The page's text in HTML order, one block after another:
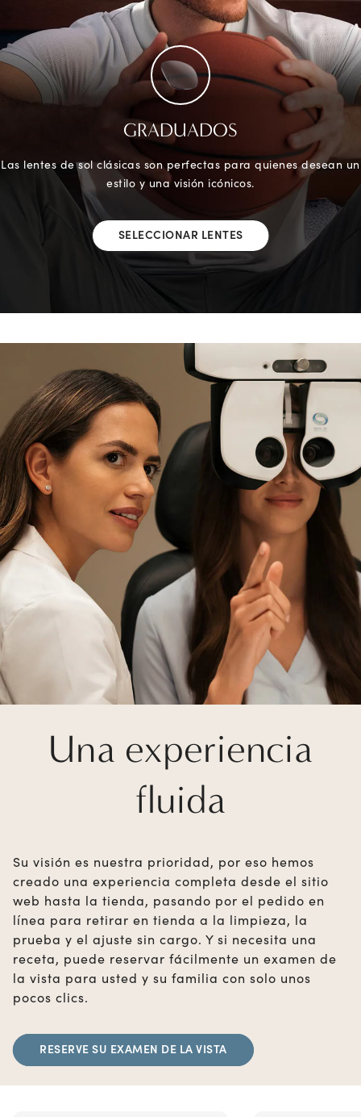
GRADUADOS
Las lentes de sol clásicas son perfectas para quienes desean un
estilo y una visión icónicos.
SELECCIONAR LENTES
Una experiencia
fluida
Su visión es nuestra prioridad, por eso hemos
creado una experiencia completa desde el sitio
web hasta la tienda, pasando por el pedido en
línea para retirar en tienda a la limpieza, la
prueba y el ajuste sin cargo. Y si necesita una
receta, puede reservar fácilmente un examen de
la vista para usted y su familia con solo unos
pocos clics.
RESERVE SU EXAMEN DE LA VISTA